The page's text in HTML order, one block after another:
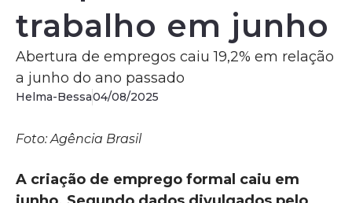
trabalho em junho
Abertura de empregos caiu 19,2% em relação
a junho do ano passado
Helma-Bessa04/08/2025
Foto: Agência Brasil
A criação de emprego formal caiu em